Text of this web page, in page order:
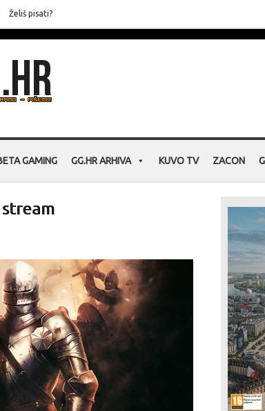
Želiš pisati?
GAMING GG.HR ARHIVA KUVO TV ZACON